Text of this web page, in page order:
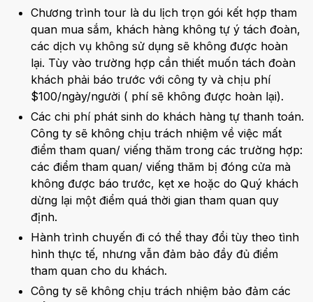
Chương trình tour là du lịch trọn gói kết hợp tham
quan mua sắm, khách hàng không tự ý tách đoàn,
các dịch vụ không sử dụng sẽ không được hoàn
lại. Tùy vào trường hợp cần thiết muốn tách đoàn
khách phải báo trước với công ty và chịu phí
$100/ngày/người ( phí sẽ không được hoàn lại).
Các chi phí phát sinh do khách hàng tự thanh toán.
Công ty sẽ không chịu trách nhiệm về việc mất
điểm tham quan/ viếng thăm trong các trường hợp:
các điểm tham quan/ viếng thăm bị đóng cửa mà
không được báo trước, kẹt xe hoặc do Quý khách
dừng lại một điểm quá thời gian tham quan quy
định.
Hành trình chuyến đi có thể thay đổi tùy theo tình
hình thực tế, nhưng vẫn đảm bảo đầy đủ điểm
tham quan cho du khách.
Công ty sẽ không chịu trách nhiệm bảo đảm các